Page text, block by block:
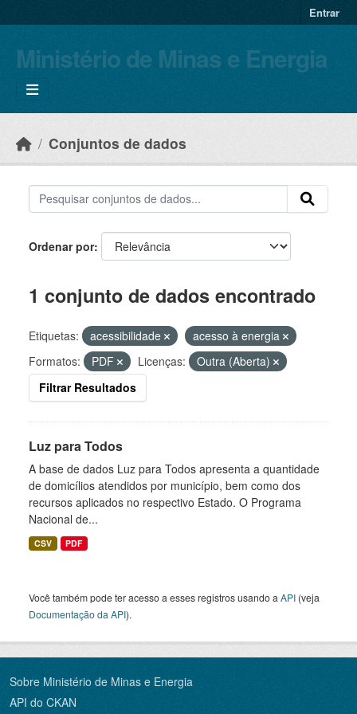
Entrar
Ministério de Minas e Energia
Conjuntos de dados
Ordenar por
1 conjunto de dados encontrado
Etiquetas: acessibilidade
acesso à energia
Formatos:
PDF Licenças:
Outra (Aberta)
Filtrar Resultados
Luz para Todos
A base de dados Luz para Todos apresenta a quantidade
de domicílios atendidos por município, bem como dos
recursos aplicados no respectivo Estado. O Programa
Nacional de...
CSV PDF
Você também pode ter acesso a esses registros usando a API (veja
Documentação da API).
Sobre Ministério de Minas e Energia
API do CKAN